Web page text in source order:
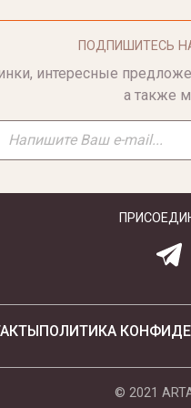
ПОДПИШИТЕСЬ
интересные
а также
ПОЛИТИКА
© 2021